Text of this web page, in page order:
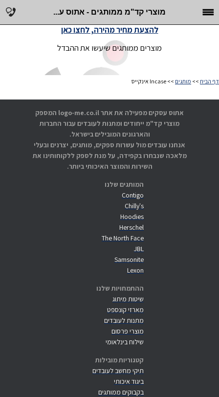
מוצרי קד"מ ממותגים - אתוס ע...
מוצרים ממותגים שיעשו את ההבדל
להצעת מחיר מהירה, לחצו כאן
דף הבית >> מותגים >> Incase אינקייס
המותגים שלנו
Contigo
Chilly's
Hoodies
Herschel
The North Face
JBL
Samsonite
Lexon
ההתמחויות שלנו
שיטות מיתוג
מארזי קונספט
מתנות לעובדים
מוצרי פרסום
שילוח בינלאומי
קטגוריות מובילות
תיקי מחשב לעובדים
ביגוד איכותי
בקבוקים ממותגים
אתוס עסקים מפעילה את אתר logo-me.co.il המספק
מוצרי קד"מ ייחודים ומתנות לעובדים עבור החברות
והארגונים המובילים בישראל.
אנחנו עובדים מול עשרות ספקים, מותגים, יצרנים ובעלי
מלאכה שנבחרו בקפידה, על מנת לספק ללקוחותינו את
השירות והמוצר האיכותי ביותר.